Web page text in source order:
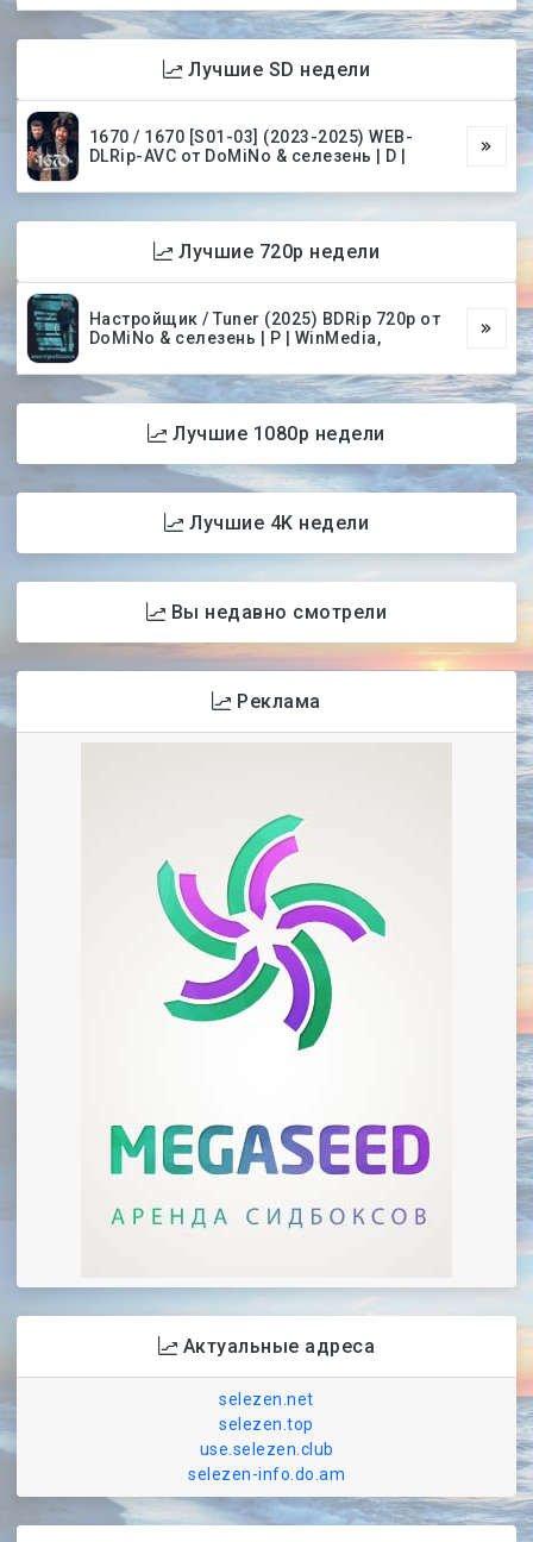
Лучшие SD недели
1670 / 1670 [S01-03] (2023-2025) WEB-
DLRip-AVC от DoMiNo & селезень | D |
Лучшие 720p недели
Настройщик / Tuner (2025) BDRip 720p от
DoMiNo & селезень | P | WinMedia,
Лучшие 1080p недели
Лучшие 4K недели
Вы недавно смотрели
Реклама
Актуальные адреса
selezen.net
selezen.top
use.selezen.club
selezen-info.do.am